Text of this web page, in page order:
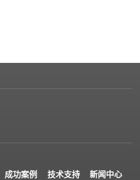
成功案例 技术支持 新闻中心